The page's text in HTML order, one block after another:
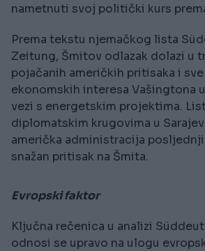
nametnuti svoj politički kurs
Prema tekstu njemačkog lista
Zeitung, Šmitov odlazak dolazi u
pojačanih američkih pritisaka i
ekonomskih interesa Vašingtona
vezi s energetskim projektima.
diplomatskim krugovima u
američka administracija
snažan pritisak na Šmita.
Evropski faktor
Ključna rečenica u analizi
odnosi se upravo na ulogu